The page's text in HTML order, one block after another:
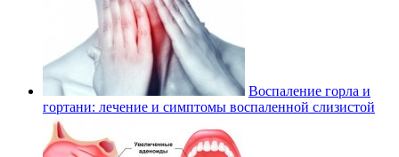
Воспаление горла и
гортани: лечение и симптомы воспаленной слизистой